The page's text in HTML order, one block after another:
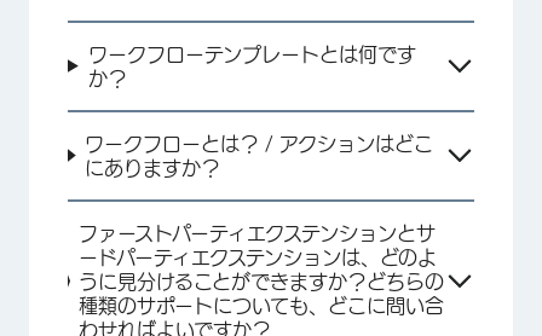
ワークフローテンプレートとは何です
か？
ワークフローとは？ / アクションはどこ
にありますか？
ファーストパーティエクステンションとサ
ードパーティエクステンションは、どのよ
うに見分けることができますか？どちらの
種類のサポートについても、どこに問い合
わせればよいですか？